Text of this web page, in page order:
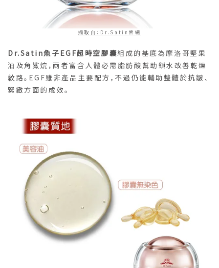
擷取自：Dr.Satin官網
Dr.Satin魚子EGF超時空膠囊組成的基底為摩洛哥堅果
油及角鯊烷，兩者富含人體必需脂肪酸幫助鎖水改善乾燥
紋路。EGF雖非產品主要配方，不過仍能輔助整體於抗皺、
緊緻方面的成效。